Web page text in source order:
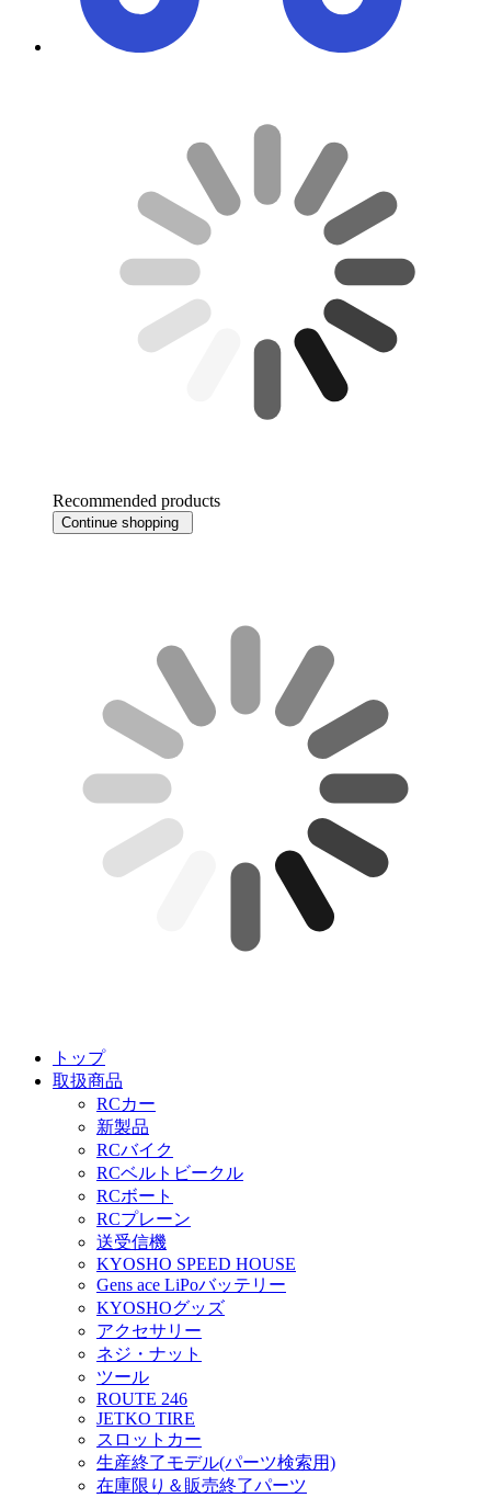
Recommended products
Continue shopping
トップ
取扱商品
RCカー
新製品
RCバイク
RCベルトビークル
RCボート
RCプレーン
送受信機
KYOSHO SPEED HOUSE
Gens ace LiPoバッテリー
KYOSHOグッズ
アクセサリー
ネジ・ナット
ツール
ROUTE 246
JETKO TIRE
スロットカー
生産終了モデル(パーツ検索用)
在庫限り＆販売終了パーツ